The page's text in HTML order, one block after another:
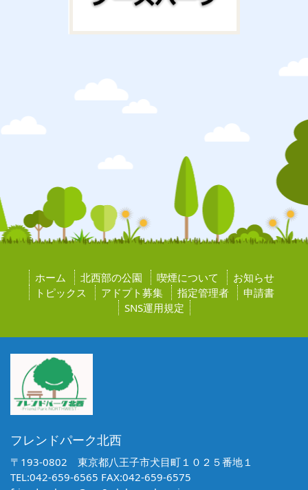
ホーム 北西部の公園 喫煙について
お知らせ
トピックス
アドプト募集 指定管理者
申請書
SNS運用規定
フレンドパーク北西
〒193-0802 東京都八王子市犬目町１０２５番地１
TEL:042-659-6565 FAX:042-659-6575